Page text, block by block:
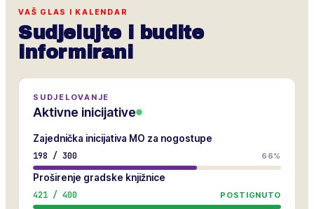
VAŠ GLAS I KALENDAR
Sudjelujte i budite
informirani
SUDJELOVANJE
Aktivne inicijative
Zajednička inicijativa MO za nogostupe
198 / 300 66%
Proširenje gradske knjižnice
421 / 400 POSTIGNUTO